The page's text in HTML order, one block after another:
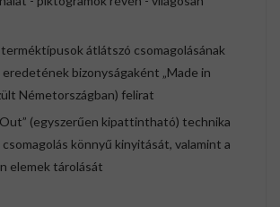
átlátszó csomagolásának
bizonyságaként „Made in
Németországban) felirat
(egyszerűen kipattintható) technika
könnyű kinyitását, valamint a
elemek tárolását